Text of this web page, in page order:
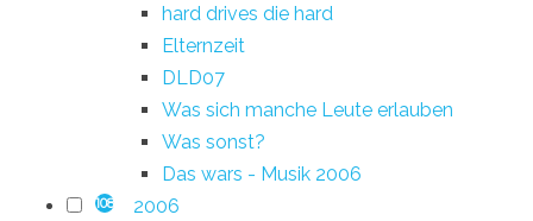
hard drives die hard
Elternzeit
DLD07
Was sich manche Leute erlauben
Was sonst?
Das wars - Musik 2006
108 2006